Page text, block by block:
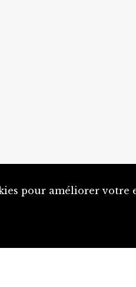
pour améliorer votre